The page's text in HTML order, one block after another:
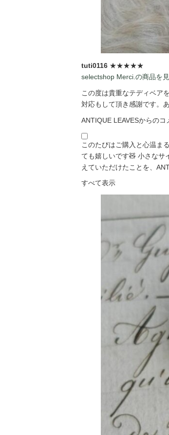
tuti0116 ★★★★★
selectshop Merci.の商品を
この度は貴重なテディベア
対応もして頂き感謝です。
ANTIQUE LEAVESからのコ
このたびはご購入と心温ま
ても嬉しいです🧸 小さなサ
えていただけたことを、
すべて表示